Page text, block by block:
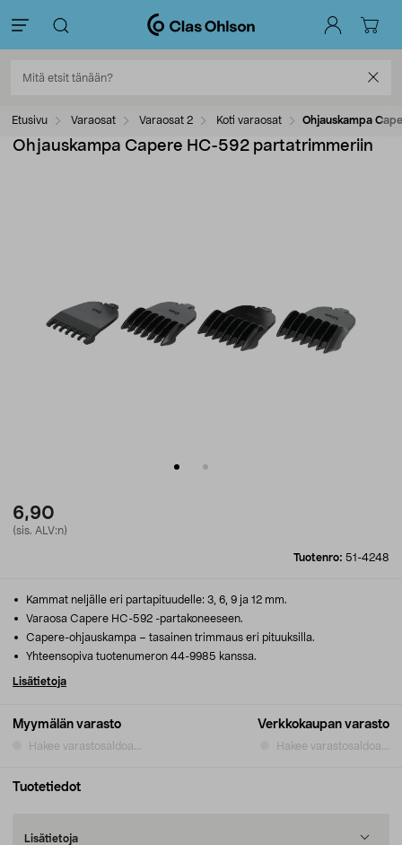
Etusivu Varaosat Varaosat 2 Koti varaosat Ohjauskampa
Ohjauskampa Capere HC-592 partatrimmeriin
6,90
(sis. ALV:n)
Tuotenro: 51-4248
Myymälän varasto
Hakee varastosaldoa...
Verkkokaupan varasto
Hakee varastosaldoa...
Kammat neljälle eri partapituudelle: 3, 6, 9 ja 12 mm.
Varaosa Capere HC-592 -partakoneeseen.
Capere-ohjauskampa – tasainen trimmaus eri pituuksilla.
Yhteensopiva tuotenumeron 44-9985 kanssa.
Lisätietoja
Tuotetiedot
Lisätietoja